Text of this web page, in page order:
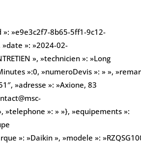
»e9e3c2f7-8b65-5ff1-9c12-
»: »2024-02-
», »technicien »: »Long
»:0, »numeroDevis »: » »,
»adresse »: »Axione, 83
»telephone »: » »}, »equipements »:
»: »Daikin », »modele »: